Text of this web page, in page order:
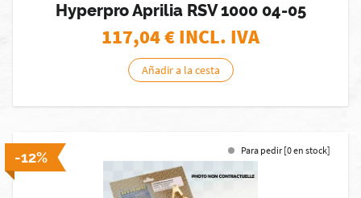
Hyperpro Aprilia RSV 1000 04-05
117,04€ INCL. IVA
Añadir a la cesta
-12% Para pedir [0 en stock]